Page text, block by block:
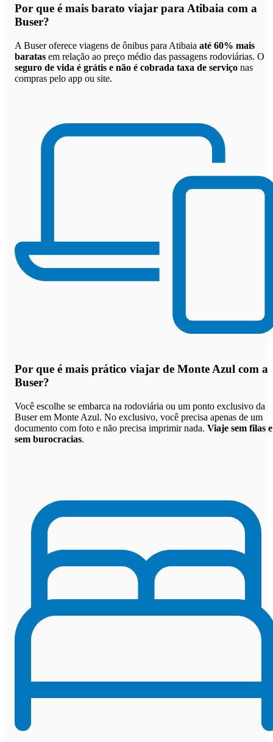
Por que é mais barato viajar para Atibaia com a
Buser?
A Buser oferece viagens de ônibus para Atibaia até 60% mais
baratas em relação ao preço médio das passagens rodoviárias. O
seguro de vida é grátis e não é cobrada taxa de serviço nas
compras pelo app ou site.
Por que é mais prático viajar de Monte Azul com a
Buser?
Você escolhe se embarca na rodoviária ou um ponto exclusivo da
Buser em Monte Azul. No exclusivo, você precisa apenas de um
documento com foto e não precisa imprimir nada. Viaje sem filas e
sem burocracias.